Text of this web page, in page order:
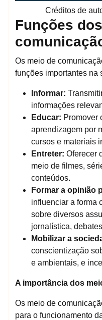
Créditos de
Funções
Os meio de
funções importantes na
Informar:
informações
Educar: Promover
aprendizagem por
cursos e materiais
Entreter: Oferecer
meio de filmes,
conteúdos.
Formar a opinião
influenciar a forma
sobre diversos
jornalística,
Mobilizar a
conscientização
e ambientais, e
A importância dos
Os meio de
para o funcionamento